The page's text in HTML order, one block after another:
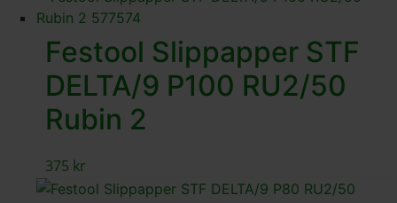
Festool Slippapper STF
DELTA/9 P100 RU2/50
Rubin 2
375 kr